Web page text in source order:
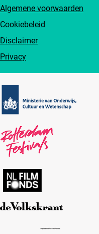
Algemene voorwaarden
Cookiebeleid
Disclaimer
Privacy